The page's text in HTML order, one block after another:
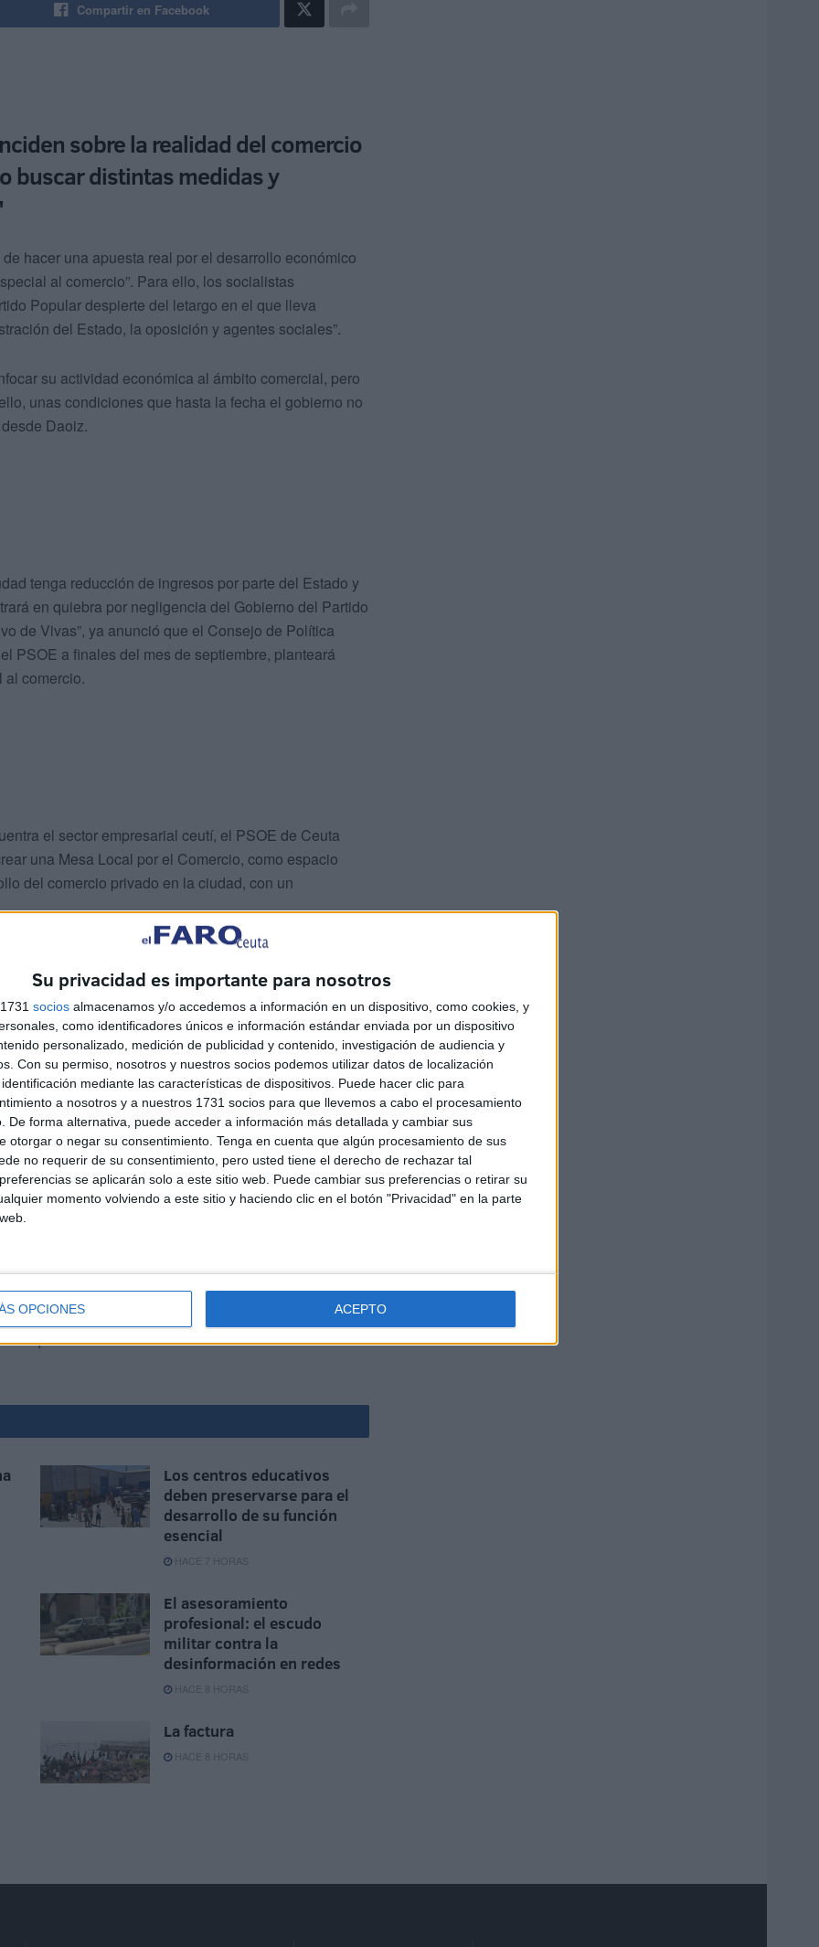
Su privacidad es importante para nosotros
socios almacenamos y/o accedemos a información en un dispositivo, como cookies, y
como identificadores únicos e información estándar enviada por un dispositivo
personalizado, medición de publicidad y contenido, investigación de audiencia y
Con su permiso, nosotros y nuestros socios podemos utilizar datos de localización
mediante las características de dispositivos. Puede hacer clic para
a nosotros y a nuestros 1731 socios para que llevemos a cabo el procesamiento
De forma alternativa, puede acceder a información más detallada y cambiar sus
otorgar o negar su consentimiento. Tenga en cuenta que algún procesamiento de sus
no requerir de su consentimiento, pero usted tiene el derecho de rechazar tal
se aplicarán solo a este sitio web. Puede cambiar sus preferencias o retirar su
momento volviendo a este sitio y haciendo clic en el botón "Privacidad" en la parte
OPCIONES ACEPTO
Compartir en Facebook
sobre la realidad del comercio
buscar distintas medidas y
hacer una apuesta real por el desarrollo económico
al comercio”. Para ello, los socialistas
Popular despierte del letargo en el que lleva
del Estado, la oposición y agentes sociales”.
su actividad económica al ámbito comercial, pero
unas condiciones que hasta la fecha el gobierno no
Daoiz.
tenga reducción de ingresos por parte del Estado y
en quiebra por negligencia del Gobierno del Partido
de Vivas”, ya anunció que el Consejo de Política
PSOE a finales del mes de septiembre, planteará
al comercio.
el sector empresarial ceutí, el PSOE de Ceuta
una Mesa Local por el Comercio, como espacio
del comercio privado en la ciudad, con un
de gobierno en Ceuta, no ha materializado los
352, la ordenación y regulación de los polígono del
ejes que hubieran sido suficientes para crear parte de
varios los factores que inciden sobre la realidad del
medidas y soluciones que dinamicen nuestra
que redunde en el.
Los centros educativos
deben preservarse para el
desarrollo de su función
esencial
HACE 7 HORAS
El asesoramiento
profesional: el escudo
militar contra la
desinformación en redes
HACE 8 HORAS
La factura
HACE 8 HORAS